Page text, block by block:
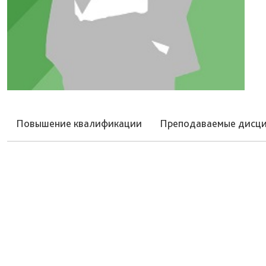
Повышение квалификации Преподаваемые